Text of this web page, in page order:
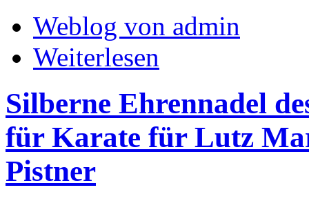
Weblog von admin
Weiterlesen
Silberne Ehrennadel
für Karate für Lutz
Pistner